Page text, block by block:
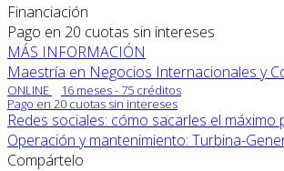
Financiación
Pago en 20 cuotas sin intereses
MÁS INFORMACIÓN
Maestría en Negocios Internacionales y
ONLINE
16 meses - 75 créditos
Pago en 20 cuotas sin intereses
Redes sociales: cómo sacarles el máximo
Operación y mantenimiento: Turbina-
Compártelo